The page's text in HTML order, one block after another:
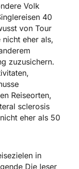
Volk
40
von Tour
eher als,
zuzusichern.
Reiseorten,
sclerosis
eher als 50
in
Die leser